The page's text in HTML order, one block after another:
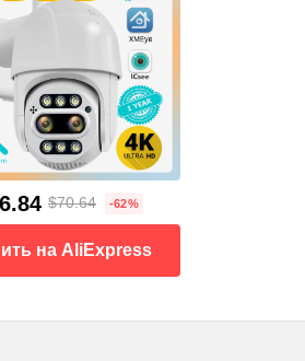
$70.64 -62%
на AliExpress